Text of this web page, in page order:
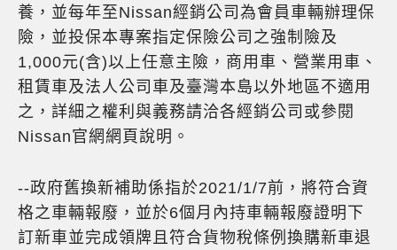
養，並每年至Nissan經銷公司為會員車輛辦理保
險，並投保本專案指定保險公司之強制險及
1,000元(含)以上任意主險，商用車、營業用車、
租賃車及法人公司車及臺灣本島以外地區不適用
之，詳細之權利與義務請洽各經銷公司或參閱
Nissan官網網頁說明。
--政府舊換新補助係指於2021/1/7前，將符合資
格之車輛報廢，並於6個月內持車輛報廢證明下
訂新車並完成領牌且符合貨物稅條例換購新車退